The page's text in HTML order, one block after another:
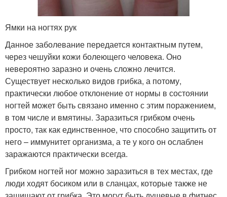
Ямки на ногтях рук
Данное заболевание передается контактным путем,
через чешуйки кожи болеющего человека. Оно
невероятно заразно и очень сложно лечится.
Существует несколько видов грибка, а потому,
практически любое отклонение от нормы в состоянии
ногтей может быть связано именно с этим поражением,
в том числе и вмятины. Заразиться грибком очень
просто, так как единственное, что способно защитить от
него – иммунитет организма, а те у кого он ослаблен
заражаются практически всегда.
Грибком ногтей ног можно заразиться в тех местах, где
люди ходят босиком или в сланцах, которые также не